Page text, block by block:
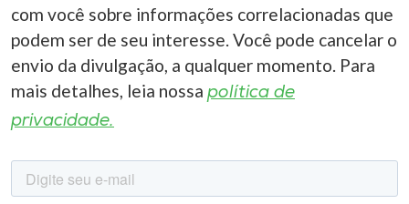
com você sobre informações correlacionadas que
podem ser de seu interesse. Você pode cancelar o
envio da divulgação, a qualquer momento. Para
mais detalhes, leia nossa política de
privacidade.